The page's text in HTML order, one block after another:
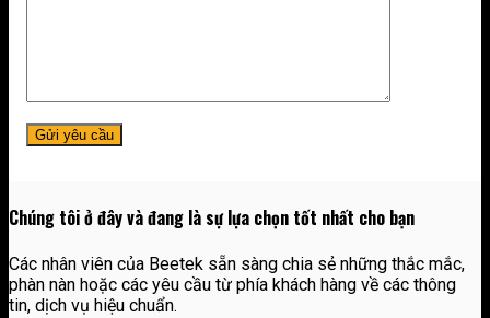
Chúng tôi ở đây và đang là sự lựa chọn tốt nhất cho bạn
Các nhân viên của Beetek sẵn sàng chia sẻ những thắc mắc,
phàn nàn hoặc các yêu cầu từ phía khách hàng về các thông
tin, dịch vụ hiệu chuẩn.